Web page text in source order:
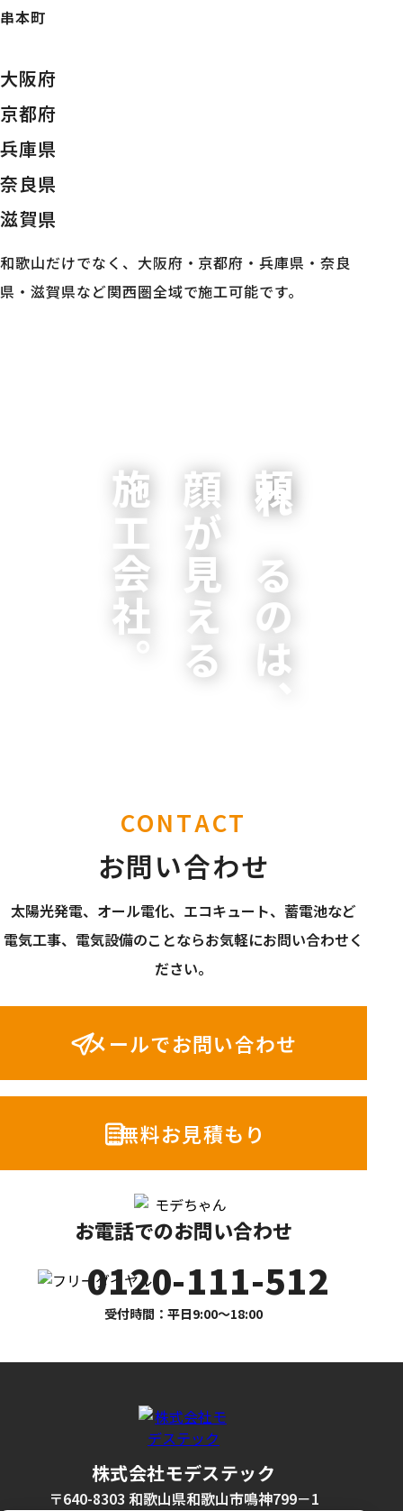
串本町
大阪府
京都府
兵庫県
奈良県
滋賀県
和歌山だけでなく、大阪府・京都府・兵庫県・奈良
県・滋賀県など関西圏全域で施工可能です。
頼れるのは、
顔が見える
施工会社。
CONTACT
お問い合わせ
太陽光発電、オール電化、エコキュート、蓄電池など
電気工事、電気設備のことならお気軽にお問い合わせく
ださい。
メールでお問い合わせ
無料お見積もり
お電話でのお問い合わせ
0120-111-512
受付時間：平日9:00〜18:00
株式会社モデステック
〒640-8303 和歌山県和歌山市鳴神799－1